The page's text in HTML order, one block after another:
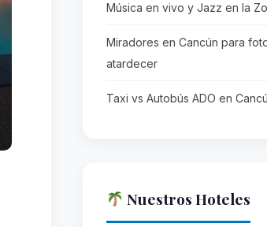
Música en vivo y Jazz en la
Miradores en Cancún para
atardecer
Taxi vs Autobús ADO en
Nuestros Hoteles